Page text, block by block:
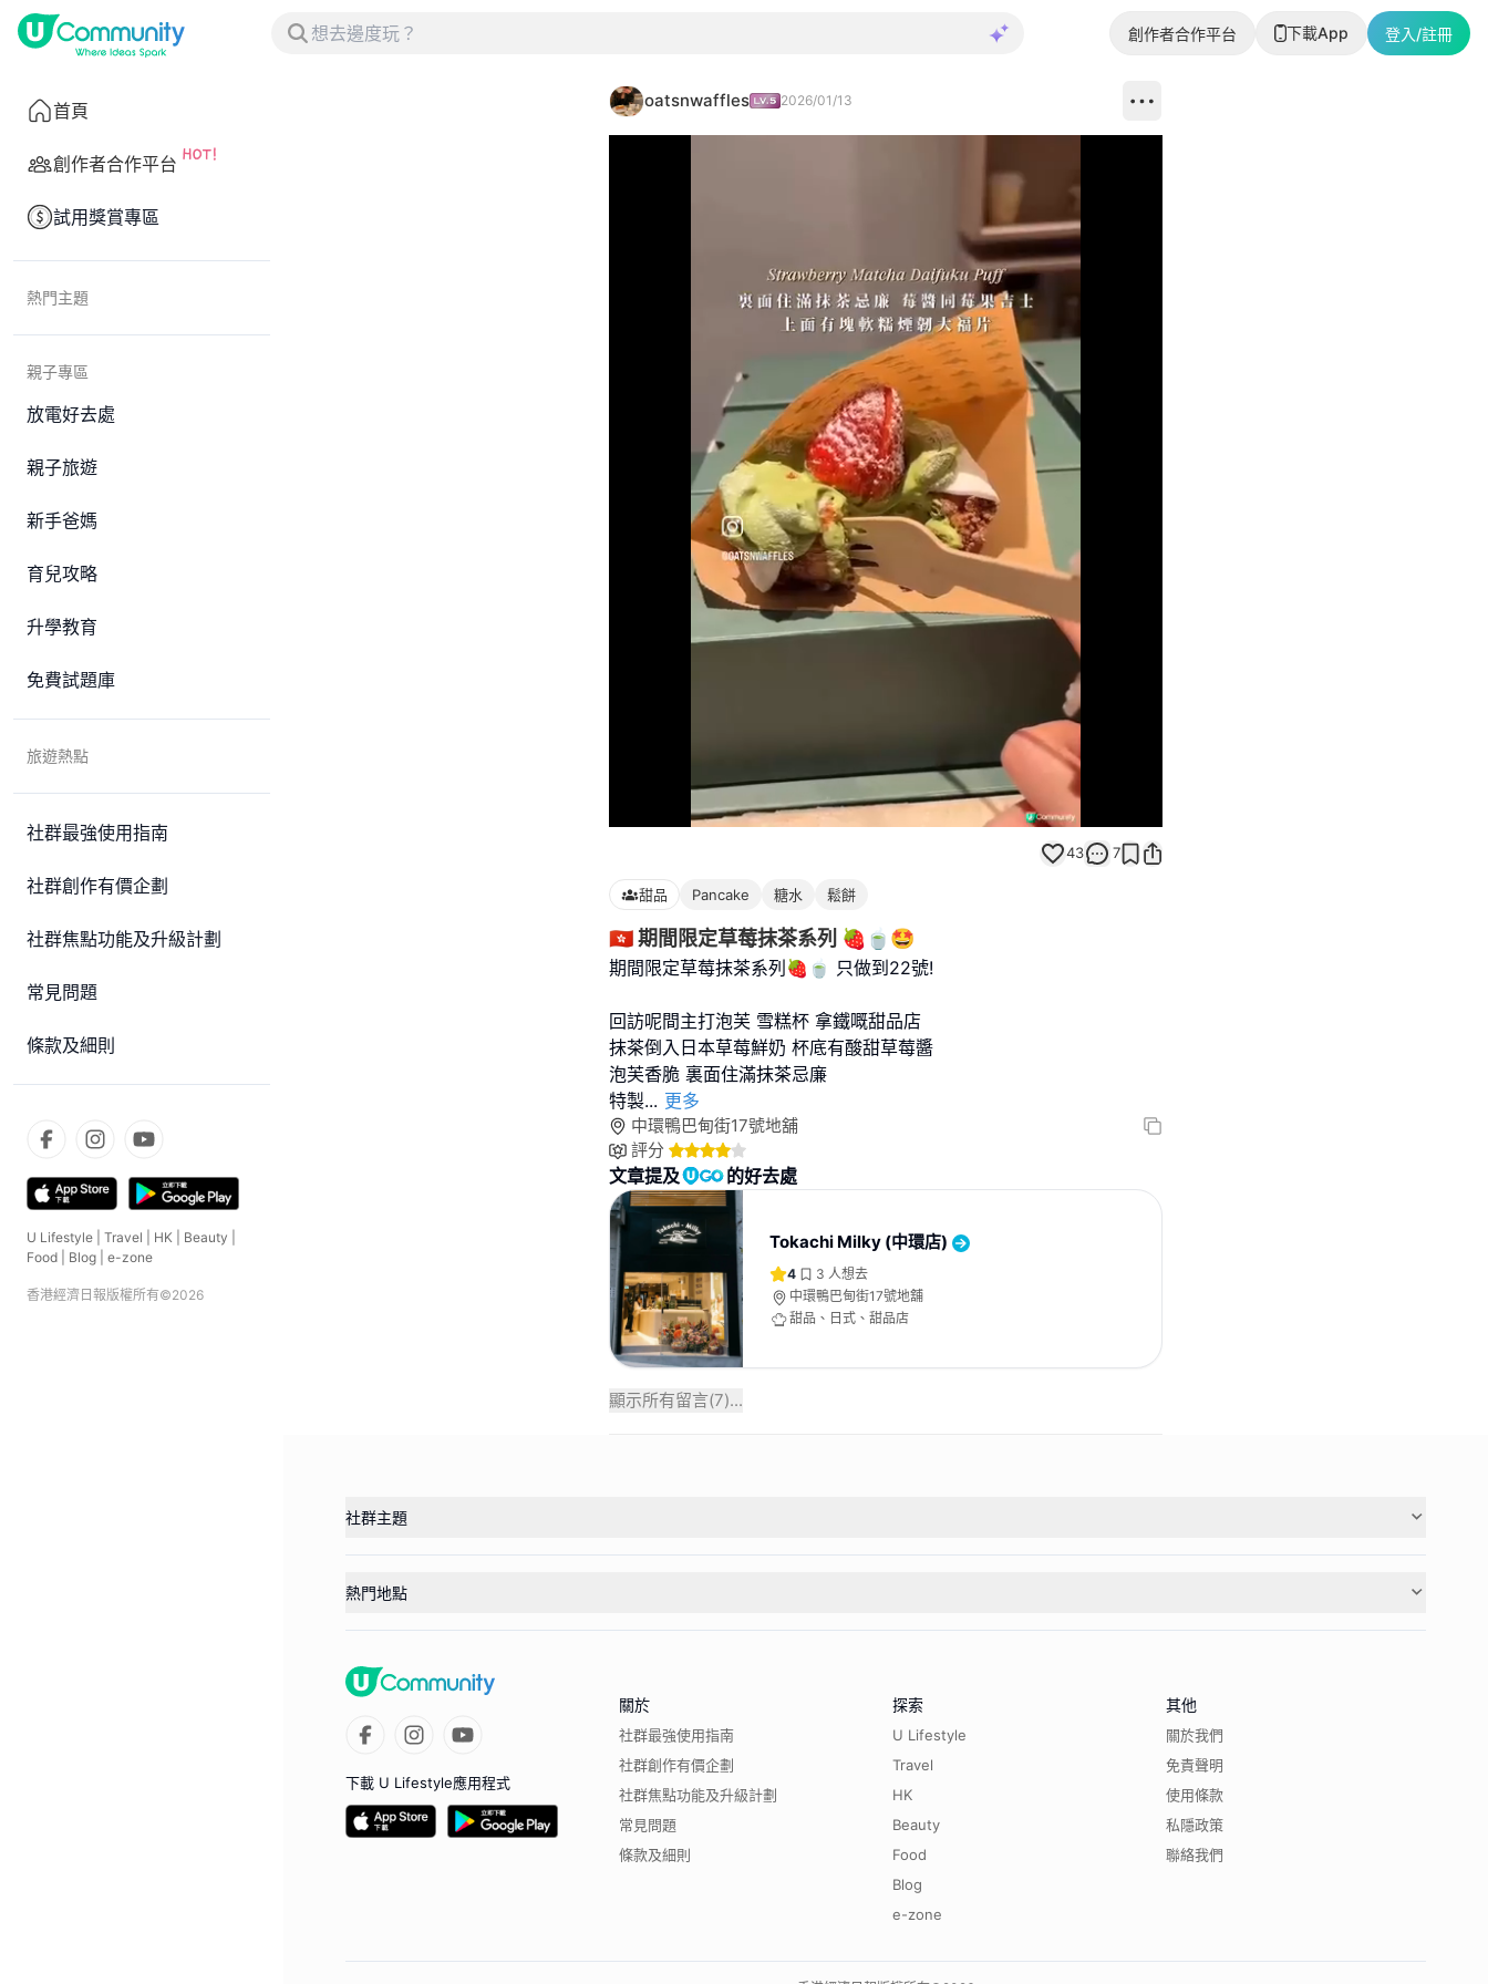
創作者合作平台 下載App 登入/註冊
首頁
創作者合作平台
試用獎賞專區
熱門主題
親子專區
放電好去處
親子旅遊
新手爸媽
育兒攻略
升學教育
免費試題庫
旅遊熱點
社群最強使用指南
社群創作有價企劃
社群焦點功能及升級計劃
常見問題
條款及細則
U Lifestyle Travel HK Beauty
Food
Blog e-zone
香港經濟日報版權所有©2026
oatsnwaffles 2026/01/13
100.00%
43 7
甜品 Pancake 糖水 鬆餅
🇭🇰 期間限定草莓抹茶系列 🍓🍵🤩
期間限定草莓抹茶系列🍓🍵 只做到22號!
回訪呢間主打⁠泡芙 雪糕杯 拿鐵嘅甜品店
抹茶倒入日本草莓鮮奶 杯底有酸甜草莓醬
泡芙香脆 裏面住滿抹茶忌廉
特製... 更多
中環鴨巴甸街17號地舖
評分
文章提及 的好去處
Tokachi Milky (中環店)
4 3 人想去
中環鴨巴甸街17號地舖
甜品、日式、甜品店
顯示所有留言(7)...
社群主題
熱門地點
下載 U Lifestyle應用程式
關於
社群最強使用指南
社群創作有價企劃
社群焦點功能及升級計劃
常見問題
條款及細則
探索
U Lifestyle
Travel
HK
Beauty
Food
Blog
e-zone
其他
關於我們
免責聲明
使用條款
私隱政策
聯絡我們